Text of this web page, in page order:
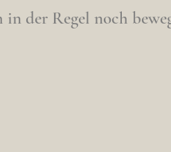
der Regel noch